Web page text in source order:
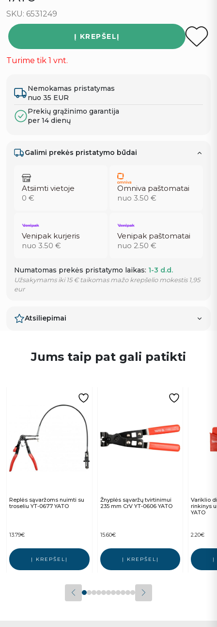
SKU: 6531249
Į KREPŠELĮ
Turime tik 1 vnt.
Nemokamas pristatymas
nuo 35 EUR
Prekių grąžinimo garantija
per 14 dienų
Galimi prekės pristatymo būdai
Atsiimti vietoje
0 €
Omniva paštomatai
nuo 3.50 €
Venipak kurjeris
nuo 3.50 €
Venipak paštomatai
nuo 2.50 €
Numatomas prekės pristatymo laikas: 1-3 d.d.
Užsakymams iki 15 € taikomas mažo krepšelio mokestis 1,95
eur
Atsiliepimai
Jums taip pat gali patikti
Replės sąvaržoms nuimti su
troseliu YT-0677 YATO
13.79€
Į KREPŠELĮ
Žnyplės sąvaržų tvirtinimui
235 mm CrV YT-0606 YATO
15.60€
Į KREPŠELĮ
Variklio
rinkinys
YATO
2.20€
Į